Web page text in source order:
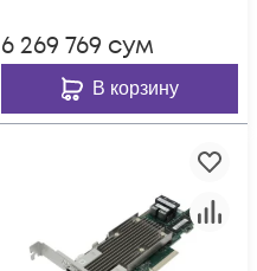
6 269 769 сум
В корзину